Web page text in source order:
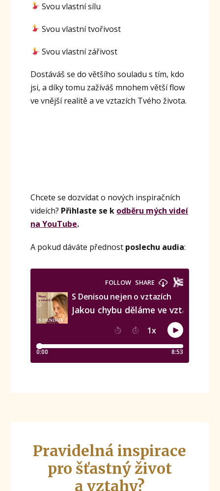
Svou vlastní sílu
Svou vlastní tvořivost
Svou vlastní zářivost
Dostáváš se do většího souladu s tím, kdo
jsi, a díky tomu zažíváš mnohem větší flow
ve vnější realitě a ve vztazích Tvého života.
Chcete se dozvídat o nových inspiračních
videích? Přihlaste se k odběru mých videí
na YouTube.
A pokud dáváte přednost poslechu audia:
Pravidelná inspirace
pro šťastný život
a vztahy?